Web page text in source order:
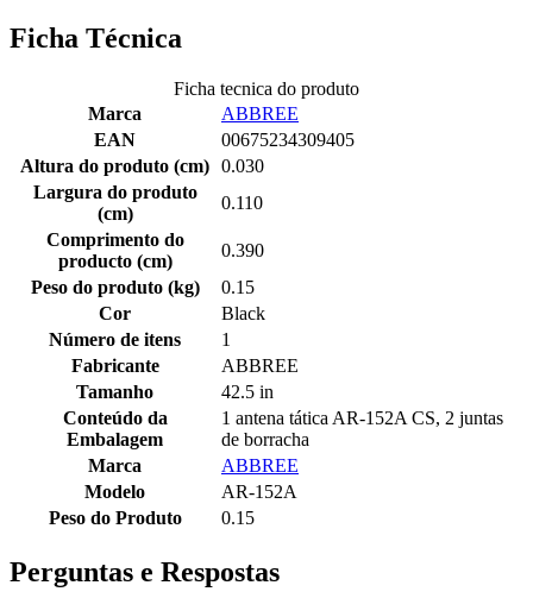
Ficha Técnica
Ficha tecnica do produto
Marca
ABBREE
EAN
00675234309405
Altura do produto (cm) 0.030
Largura do produto
(cm)
0.110
Comprimento do
producto (cm)
0.390
Peso do produto (kg)
0.15
Cor
Black
Número de itens
1
Fabricante
ABBREE
Tamanho
42.5 in
Conteúdo da
Embalagem
1 antena tática AR-152A CS, 2 juntas
de borracha
Marca
ABBREE
Modelo
AR-152A
Peso do Produto
0.15
Perguntas e Respostas